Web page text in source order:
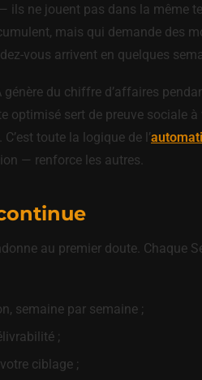
ne jouent pas dans la même
mais qui demande des
vous arrivent en quelques
du chiffre d’affaires
optimisé sert de preuve sociale
toute la logique de l’
— renforce les autres.
au premier doute. Chaque
semaine par semaine ;
;
ciblage ;